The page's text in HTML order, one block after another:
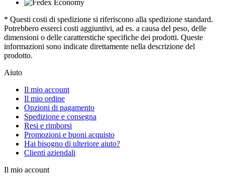
* Questi costi di spedizione si riferiscono alla spedizione standard.
Potrebbero esserci costi aggiuntivi, ad es. a causa del peso, delle
dimensioni o delle caratterstiche specifiche dei prodotti. Queste
informazioni sono indicate direttamente nella descrizione del
prodotto.
Aiuto
Il mio account
Il mio ordine
Opzioni di pagamento
Spedizione e consegna
Resi e rimborsi
Promozioni e buoni acquisto
Hai bisogno di ulteriore aiuto?
Clienti aziendali
Il mio account